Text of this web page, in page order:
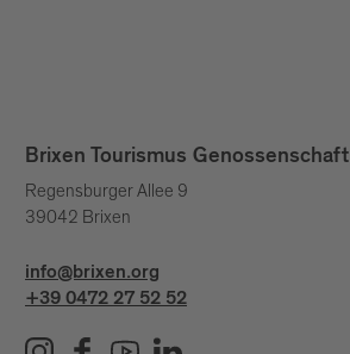
Brixen Tourismus Genossenschaft
Regensburger Allee 9
39042 Brixen
info@brixen.org
+39 0472 27 52 52